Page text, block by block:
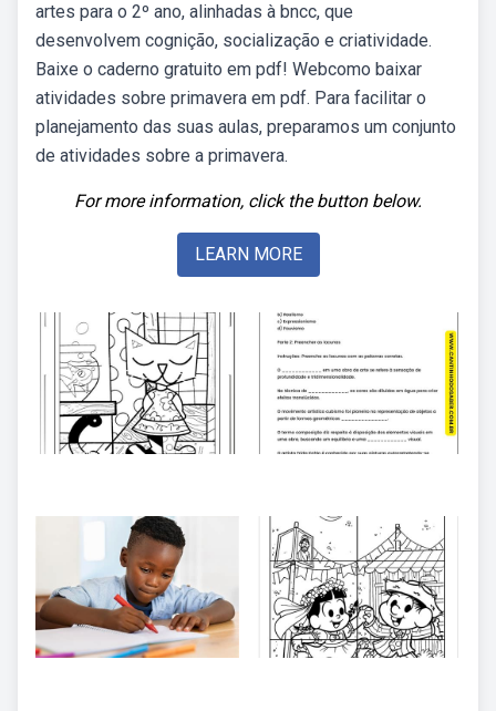
artes para o 2º ano, alinhadas à bncc, que
desenvolvem cognição, socialização e criatividade.
Baixe o caderno gratuito em pdf! Webcomo baixar
atividades sobre primavera em pdf. Para facilitar o
planejamento das suas aulas, preparamos um conjunto
de atividades sobre a primavera.
For more information, click the button below.
LEARN MORE